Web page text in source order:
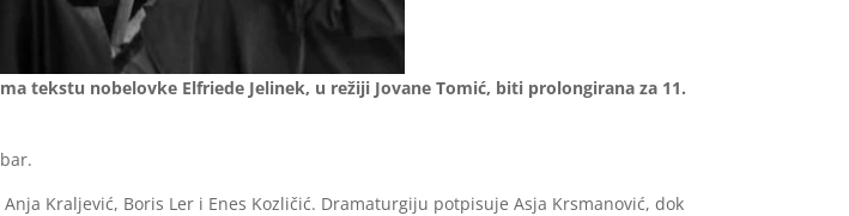
tekstu nobelovke Elfriede Jelinek, u režiji Jovane Tomić, biti prolongirana za 11.
Kraljević, Boris Ler i Enes Kozličić. Dramaturgiju potpisuje Asja Krsmanović, dok